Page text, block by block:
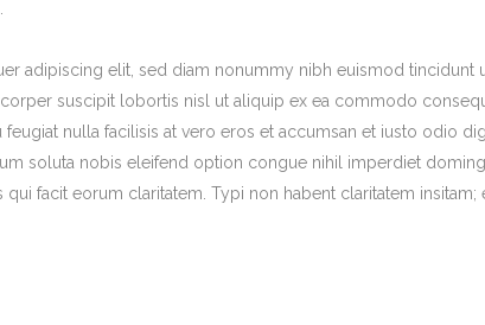
adipiscing elit, sed diam nonummy nibh euismod
suscipit lobortis nisl ut aliquip ex ea commodo
feugiat nulla facilisis at vero eros et accumsan et iusto odio
soluta nobis eleifend option congue nihil imperdiet
qui facit eorum claritatem. Typi non habent claritatem